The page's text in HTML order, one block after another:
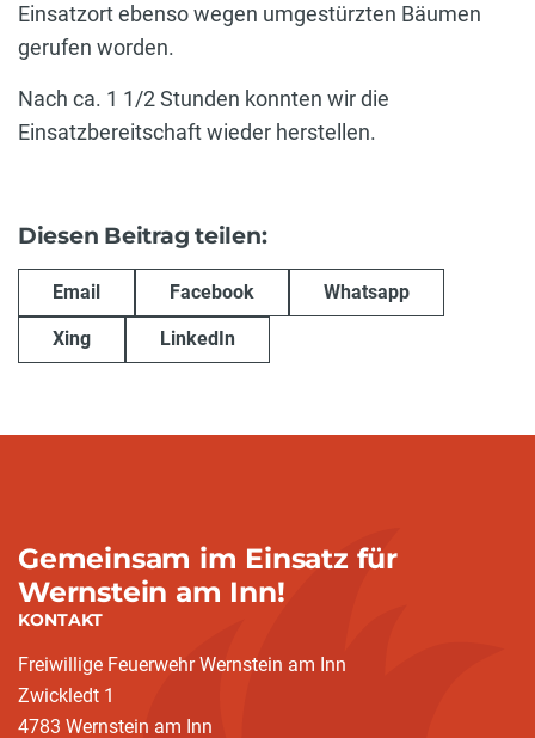
Einsatzort ebenso wegen umgestürzten Bäumen
gerufen worden.
Nach ca. 1 1/2 Stunden konnten wir die
Einsatzbereitschaft wieder herstellen.
Diesen Beitrag teilen:
Email Facebook Whatsapp
Xing LinkedIn
Gemeinsam im Einsatz für
Wernstein am Inn!
KONTAKT
Freiwillige Feuerwehr Wernstein am Inn
Zwickledt 1
4783 Wernstein am Inn